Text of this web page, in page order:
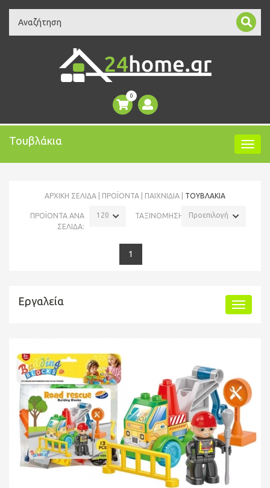
Search
0
Τουβλάκια
ΑΡΧΙΚΉ ΣΕΛΊΔΑ ΠΡΟΪΌΝΤΑ ΠΑΙΧΝΙΔΙΑ ΤΟΥΒΛΆΚΙΑ
ΠΡΟΪΟΝΤΑ ΑΝΑ
ΣΕΛΙΔΑ:
120 ΤΑΞΙΝΟΜΗΣΗ: Προεπιλογή
1
Εργαλεία